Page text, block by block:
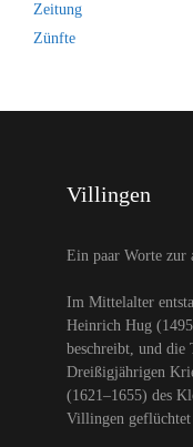
Zeitung
Zünfte
Villingen
Ein paar Worte zur
Im Mittelalter
Heinrich Hug
beschreibt, und die
Dreißigjährigen
(1621–1655) des
Villingen geflüchtet